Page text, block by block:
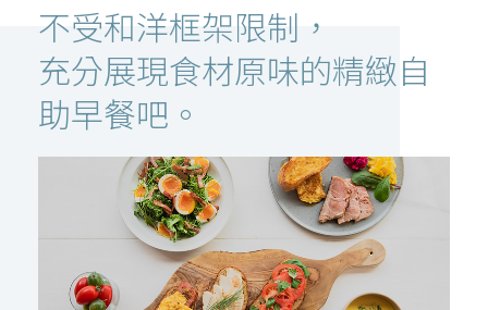
不受和洋框架限制，
充分展現食材原味的精緻自
助早餐吧。